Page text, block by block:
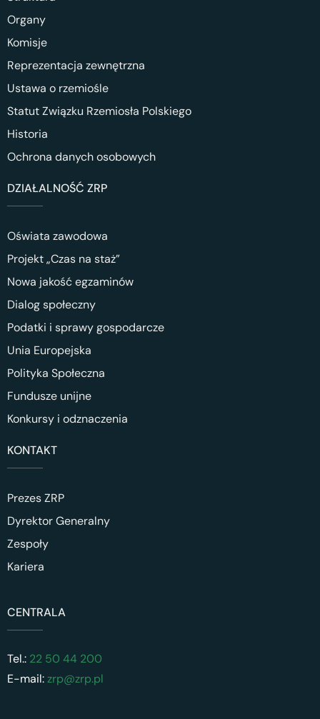
Organy
Komisje
Reprezentacja zewnętrzna
Ustawa o rzemiośle
Statut Związku Rzemiosła Polskiego
Historia
Ochrona danych osobowych
DZIAŁALNOŚĆ ZRP
Oświata zawodowa
Projekt „Czas na staż”
Nowa jakość egzaminów
Dialog społeczny
Podatki i sprawy gospodarcze
Unia Europejska
Polityka Społeczna
Fundusze unijne
Konkursy i odznaczenia
KONTAKT
Prezes ZRP
Dyrektor Generalny
Zespoły
Kariera
CENTRALA
Tel.: 22 50 44 200
E-mail:zrp@zrp.pl